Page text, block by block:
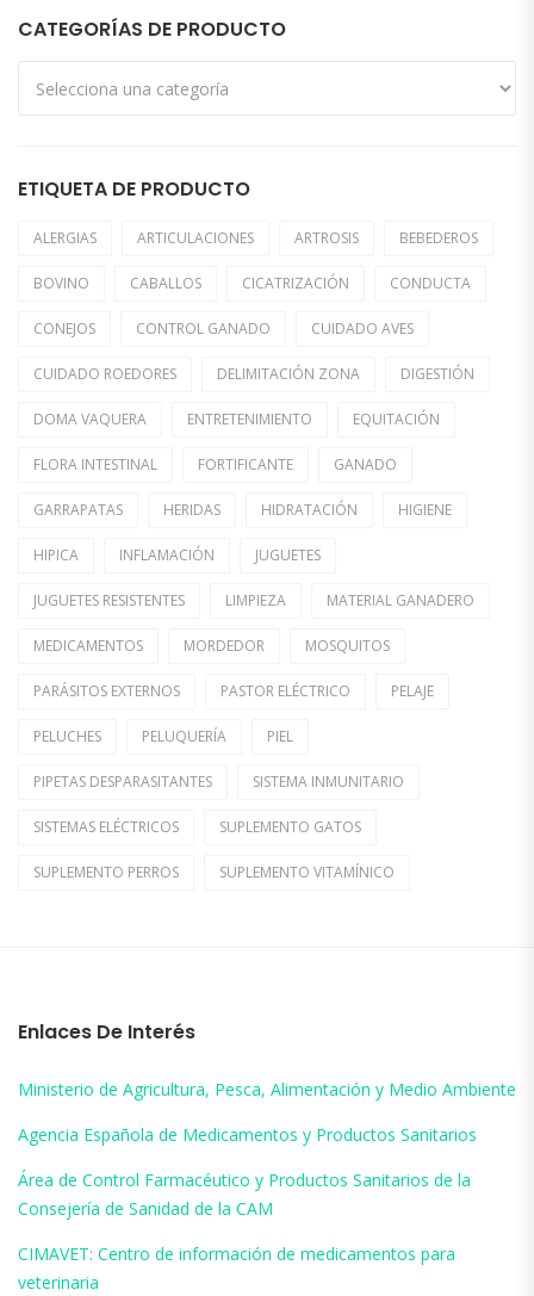
CATEGORÍAS DE PRODUCTO
ETIQUETA DE PRODUCTO
ALERGIAS ARTICULACIONES ARTROSIS BEBEDEROS
BOVINO CABALLOS CICATRIZACIÓN CONDUCTA
CONEJOS CONTROL GANADO CUIDADO AVES
CUIDADO ROEDORES DELIMITACIÓN ZONA DIGESTIÓN
DOMA VAQUERA ENTRETENIMIENTO EQUITACIÓN
FLORA INTESTINAL FORTIFICANTE GANADO
GARRAPATAS HERIDAS HIDRATACIÓN HIGIENE
HIPICA INFLAMACIÓN JUGUETES
JUGUETES RESISTENTES LIMPIEZA MATERIAL GANADERO
MEDICAMENTOS MORDEDOR MOSQUITOS
PARÁSITOS EXTERNOS PASTOR ELÉCTRICO PELAJE
PELUCHES PELUQUERÍA PIEL
PIPETAS DESPARASITANTES SISTEMA INMUNITARIO
SISTEMAS ELÉCTRICOS SUPLEMENTO GATOS
SUPLEMENTO PERROS SUPLEMENTO VITAMÍNICO
Enlaces De Interés
Ministerio de Agricultura, Pesca, Alimentación y Medio Ambiente
Agencia Española de Medicamentos y Productos Sanitarios
Área de Control Farmacéutico y Productos Sanitarios de la
Consejería de Sanidad de la CAM
CIMAVET: Centro de información de medicamentos para
veterinaria